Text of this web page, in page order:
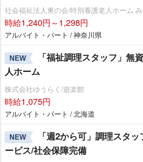
社会福祉法人東の会/特別養護老人ホーム
時給1,240円～1,298円
アルバイト・パート / 神奈川県
NEW
「福祉調理スタッフ」無
人ホーム
株式会社ゆうらく/遊楽館
時給1,075円
アルバイト・パート / 北海道
NEW
「週2から可」調理スタ
ービス/社会保障完備